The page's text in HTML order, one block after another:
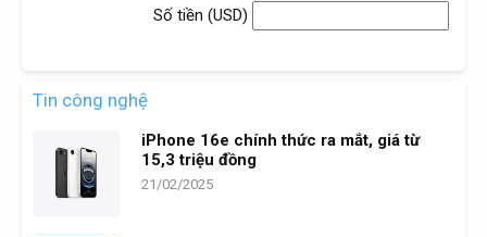
Số tiền (USD)
Tin công nghệ
iPhone 16e chính thức ra mắt, giá từ
15,3 triệu đồng
21/02/2025